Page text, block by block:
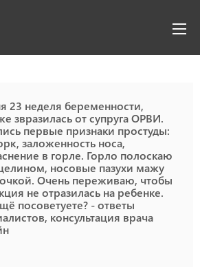
23 неделя беременности,
звразилась от супруга ОРВИ.
первые признаки простуды:
заложенность носа,
в горле. Горло полоскаю
носовые пазухи мажу
Очень переживаю, чтобы
не отразилась на ребенке.
посоветуете? - ответы
консультация врача